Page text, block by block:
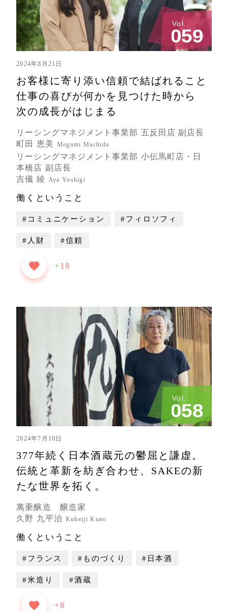
Vol.
059
2024年8月21日
お客様に寄り添い信頼で結ばれること
仕事の喜びが何かを 見つけた時から
次の成長がはじまる
リーシングマネジメント事業部 五反田店 副店長
町田 恵美 Megumi Machida
リーシングマネジメント事業部 小伝馬町店・日
本橋店 副店長
吉儀 綾
Aya Yoshigi
働くということ
#コミュニケーション #フィロソフィ
#人財 #信頼
+18
Vol.
058
2024年7月10日
377年続く日本酒蔵元の鬱屈と謙虚。
伝統と革新を紡ぎ合わせ、SAKEの新
たな世界を拓く。
萬乗醸造 醸造家
久野 九平治 Kuheiji Kuno
働くということ
#フランス #ものづくり #日本酒
#米造り #酒蔵
+8